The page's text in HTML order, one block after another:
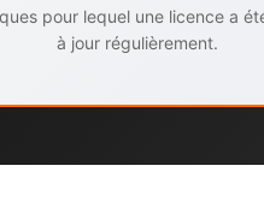
pour lequel une licence a
à jour régulièrement.